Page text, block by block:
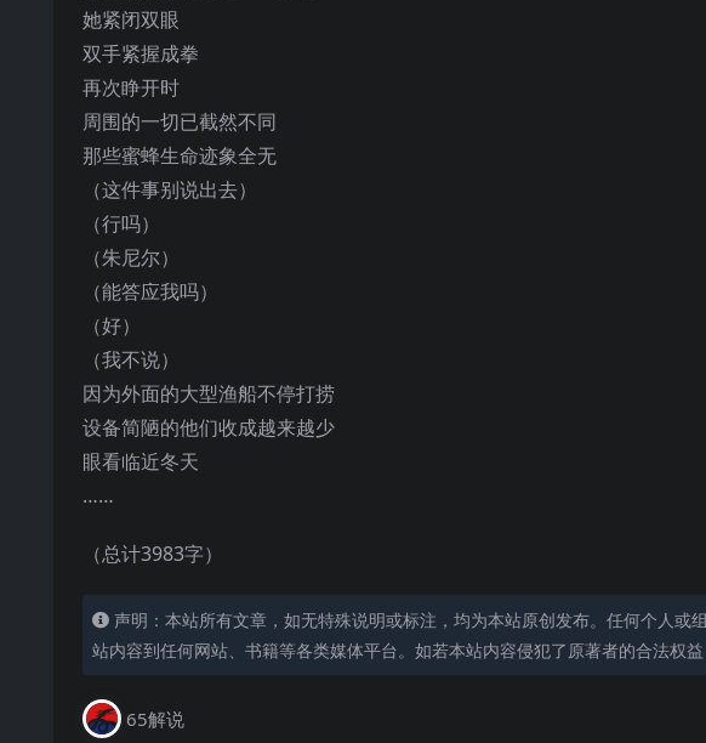
她紧闭双眼
双手紧握成拳
再次睁开时
周围的一切已截然不同
那些蜜蜂生命迹象全无
（这件事别说出去）
（行吗）
（朱尼尔）
（能答应我吗）
（好）
（我不说）
因为外面的大型渔船不停打捞
设备简陋的他们收成越来越少
眼看临近冬天
……
（总计3983字）
声明：本站所有文章，如无特殊说明或标注，均为本站原创发布。任何个人或
站内容到任何网站、书籍等各类媒体平台。如若本站内容侵犯了原著者的合法权益
65解说